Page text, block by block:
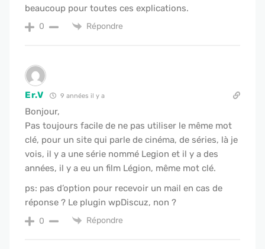
beaucoup pour toutes ces explications.
0 Répondre
Er.V 9 années il y a
Bonjour,
Pas toujours facile de ne pas utiliser le même mot
clé, pour un site qui parle de cinéma, de séries, là je
vois, il y a une série nommé Legion et il y a des
années, il y a eu un film Légion, même mot clé.
ps: pas d’option pour recevoir un mail en cas de
réponse ? Le plugin wpDiscuz, non ?
0 Répondre